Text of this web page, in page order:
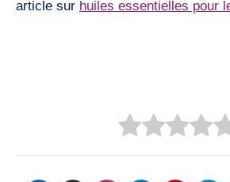
article sur huiles essentielles pour